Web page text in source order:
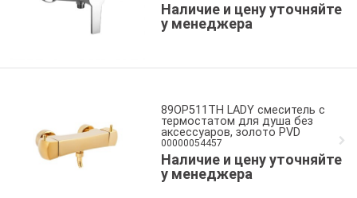
Наличие и цену уточняйте
у менеджера
89OP511TH LADY смеситель с
термостатом для душа без
аксессуаров, золото PVD
00000054457
Наличие и цену уточняйте
у менеджера